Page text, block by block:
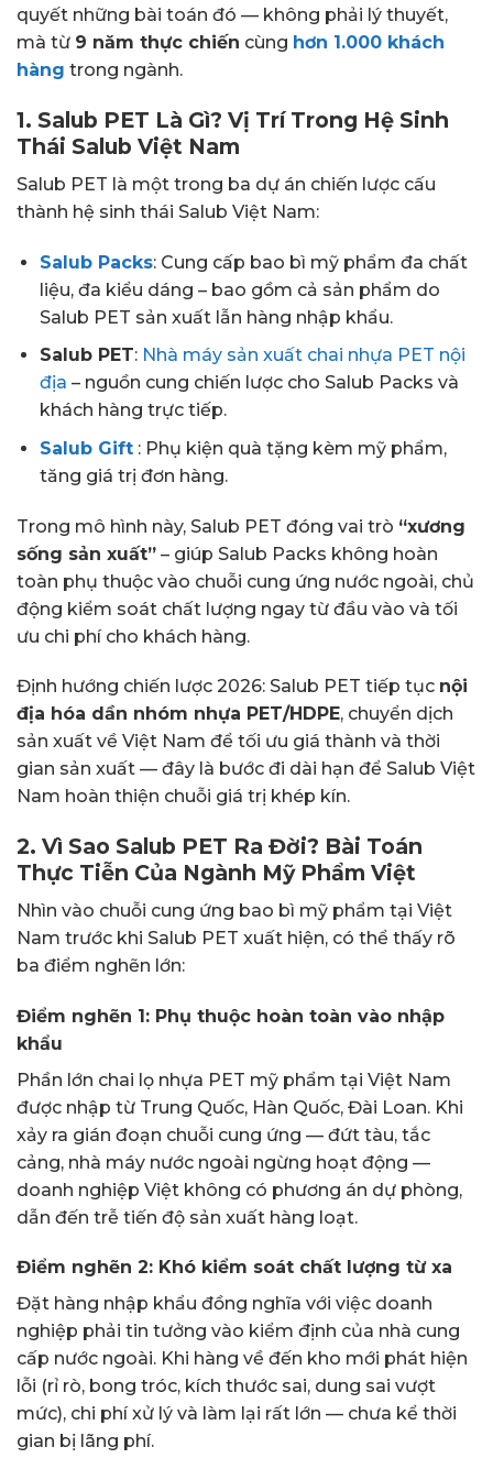
quyết những bài toán đó — không phải lý thuyết,
mà từ 9 năm thực chiến cùng hơn 1.000 khách
hàng trong ngành.
1. Salub PET Là Gì? Vị Trí Trong Hệ Sinh
Thái Salub Việt Nam
Salub PET là một trong ba dự án chiến lược cấu
thành hệ sinh thái Salub Việt Nam:
Salub Packs: Cung cấp bao bì mỹ phẩm đa chất
liệu, đa kiểu dáng – bao gồm cả sản phẩm do
Salub PET sản xuất lẫn hàng nhập khẩu.
Salub PET: Nhà máy sản xuất chai nhựa PET nội
địa – nguồn cung chiến lược cho Salub Packs và
khách hàng trực tiếp.
Salub Gift : Phụ kiện quà tặng kèm mỹ phẩm,
tăng giá trị đơn hàng.
Trong mô hình này, Salub PET đóng vai trò “xương
sống sản xuất” – giúp Salub Packs không hoàn
toàn phụ thuộc vào chuỗi cung ứng nước ngoài, chủ
động kiểm soát chất lượng ngay từ đầu vào và tối
ưu chi phí cho khách hàng.
Định hướng chiến lược 2026: Salub PET tiếp tục nội
địa hóa dần nhóm nhựa PET/HDPE, chuyển dịch
sản xuất về Việt Nam để tối ưu giá thành và thời
gian sản xuất — đây là bước đi dài hạn để Salub Việt
Nam hoàn thiện chuỗi giá trị khép kín.
2. Vì Sao Salub PET Ra Đời? Bài Toán
Thực Tiễn Của Ngành Mỹ Phẩm Việt
Nhìn vào chuỗi cung ứng bao bì mỹ phẩm tại Việt
Nam trước khi Salub PET xuất hiện, có thể thấy rõ
ba điểm nghẽn lớn:
Điểm nghẽn 1: Phụ thuộc hoàn toàn vào nhập
khẩu
Phần lớn chai lọ nhựa PET mỹ phẩm tại Việt Nam
được nhập từ Trung Quốc, Hàn Quốc, Đài Loan. Khi
xảy ra gián đoạn chuỗi cung ứng — đứt tàu, tắc
cảng, nhà máy nước ngoài ngừng hoạt động —
doanh nghiệp Việt không có phương án dự phòng,
dẫn đến trễ tiến độ sản xuất hàng loạt.
Điểm nghẽn 2: Khó kiểm soát chất lượng từ xa
Đặt hàng nhập khẩu đồng nghĩa với việc doanh
nghiệp phải tin tưởng vào kiểm định của nhà cung
cấp nước ngoài. Khi hàng về đến kho mới phát hiện
lỗi (rỉ rò, bong tróc, kích thước sai, dung sai vượt
mức), chi phí xử lý và làm lại rất lớn — chưa kể thời
gian bị lãng phí.